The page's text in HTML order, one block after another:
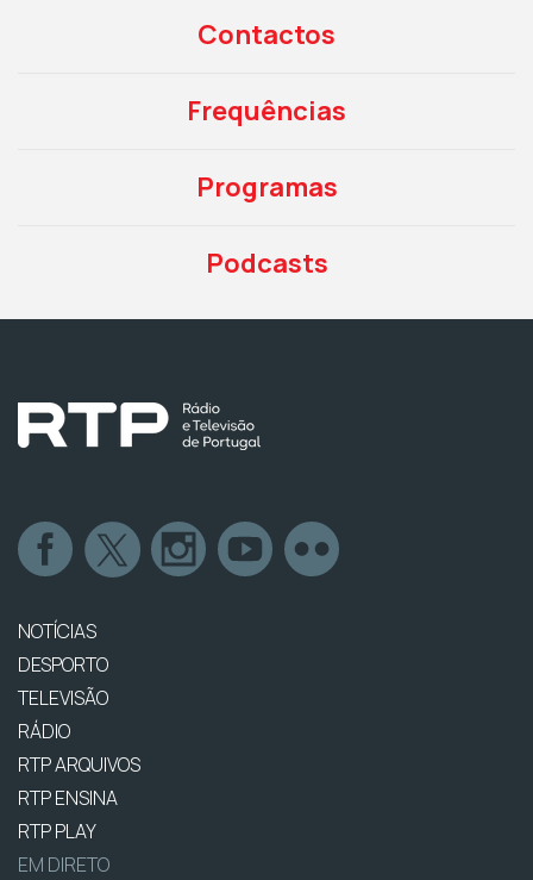
Contactos
Frequências
Programas
Podcasts
NOTÍCIAS
DESPORTO
TELEVISÃO
RÁDIO
RTP ARQUIVOS
RTP ENSINA
RTP PLAY
EM DIRETO